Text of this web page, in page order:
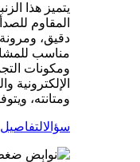
يتميز هذا
المقاوم
دقيق، ومرونة
مناسب
ومكونات
الإلكترونية
ومتانته،
سؤالالتفاصيل